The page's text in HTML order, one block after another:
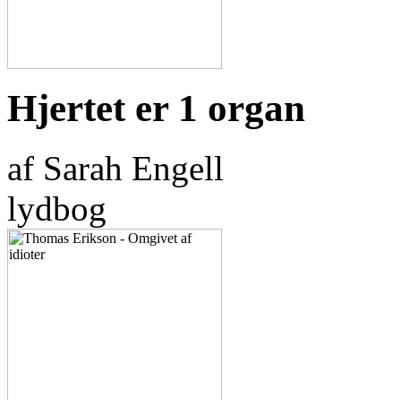
Hjertet er 1 organ
af Sarah Engell
lydbog